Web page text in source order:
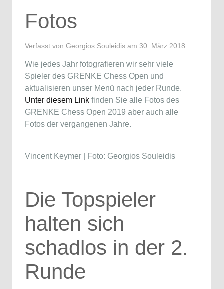
Fotos
Verfasst von Georgios Souleidis am 30. März 2018
Wie jedes Jahr fotografieren wir sehr viele
Spieler des GRENKE Chess Open und
aktualisieren unser Menü nach jeder Runde.
Unter diesem Link finden Sie alle Fotos des
GRENKE Chess Open 2019 aber auch alle
Fotos der vergangenen Jahre.
Vincent Keymer | Foto: Georgios Souleidis
Die Topspieler
halten sich
schadlos in der 2.
Runde